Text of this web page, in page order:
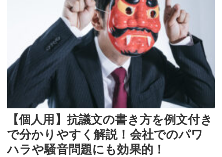
【個人用】抗議文の書き方を例文付き
で分かりやすく解説！会社でのパワ
ハラや騒音問題にも効果的！